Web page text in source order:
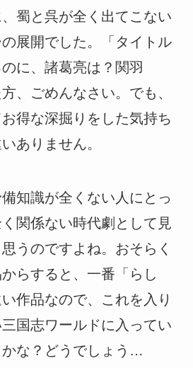
蜀と呉が全く出てこない
展開でした。「タイトル
に、諸葛亮は？関羽
、ごめんなさい。でも、
得な深掘りをした気持ち
ありません。
知識が全くない人にとっ
関係ない時代劇として見
うのですよね。おそらく
らすると、一番「らし
作品なので、これを入り
国志ワールドに入ってい
かな？どうでしょう…